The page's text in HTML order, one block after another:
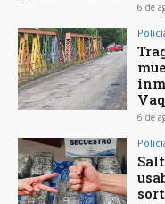
6 de
6 de